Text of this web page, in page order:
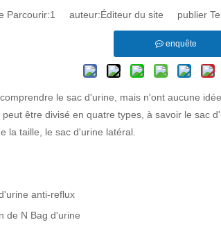
Parcourir:1 auteur:Éditeur du site publier
enquête
le sac d'urine, mais n'ont aucune
être divisé en quatre types, à savoir le sac
la taille, le sac d'urine latéral.
anti-reflux
de N Bag d'urine